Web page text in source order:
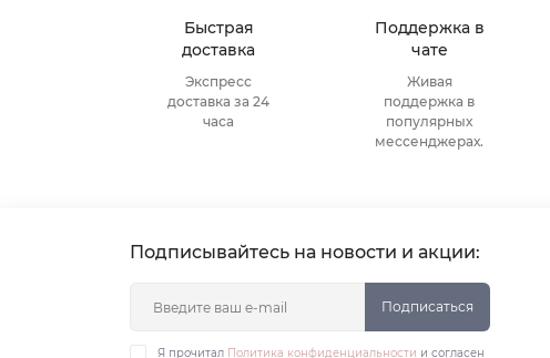
Быстрая
доставка
Экспресс
доставка за 24
часа
Поддержка в
чате
Живая
поддержка в
популярных
мессенджерах.
Подписывайтесь на новости и акции:
Подписаться
Я прочитал Политика конфиденциальности и согласен